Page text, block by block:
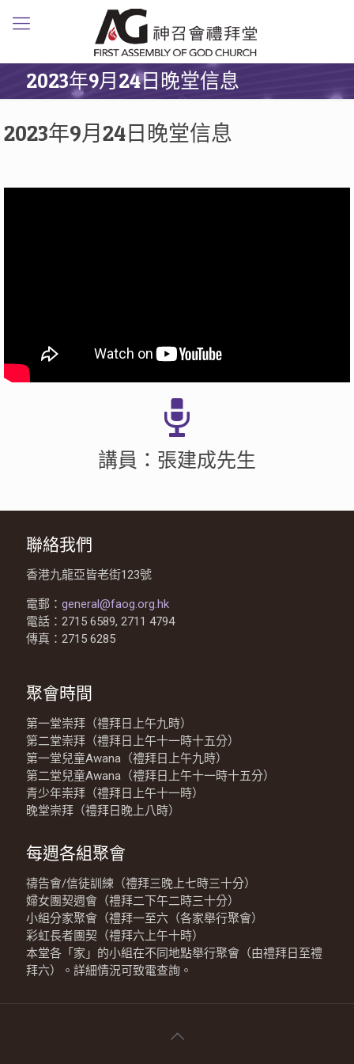
2023年9月24日晚堂信息
2023年9月24日晚堂信息
講員：張建成先生
聯絡我們
香港九龍亞皆老街123號
電郵： general@faog.org.hk
電話：2715 6589, 2711 4794
傳真：2715 6285
聚會時間
第一堂崇拜（禮拜日上午九時）
第二堂崇拜（禮拜日上午十一時十五分）
第一堂兒童Awana（禮拜日上午九時）
第二堂兒童Awana（禮拜日上午十一時十五分）
青少年崇拜（禮拜日上午十一時）
晚堂崇拜（禮拜日晚上八時）
每週各組聚會
禱告會/信徒訓練（禮拜三晚上七時三十分）
婦女團契週會（禮拜二下午二時三十分）
小組分家聚會（禮拜一至六（各家舉行聚會）
彩虹長者團契（禮拜六上午十時）
本堂各「家」的小組在不同地點舉行聚會（由禮拜日至禮
拜六）。詳細情況可致電查詢。